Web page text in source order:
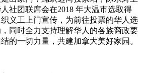
社团联席会在2018 年大温市选取得
义工上门宣传，为前往投票的华人选
同时全力支持理解华人的各族裔政要
的一切力量，共建加拿大美好家园。